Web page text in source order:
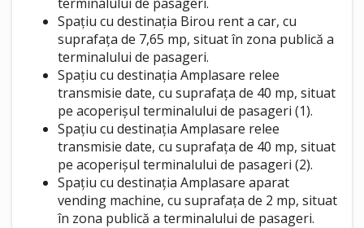
Spațiu cu destinația Birou rent a car, cu
suprafața de 7,65 mp, situat în zona publică a
terminalului de pasageri.
Spațiu cu destinația Amplasare relee
transmisie date, cu suprafața de 40 mp, situat
pe acoperișul terminalului de pasageri (1).
Spațiu cu destinația Amplasare relee
transmisie date, cu suprafața de 40 mp, situat
pe acoperișul terminalului de pasageri (2).
Spațiu cu destinația Amplasare aparat
vending machine, cu suprafața de 2 mp, situat
în zona publică a terminalului de pasageri.